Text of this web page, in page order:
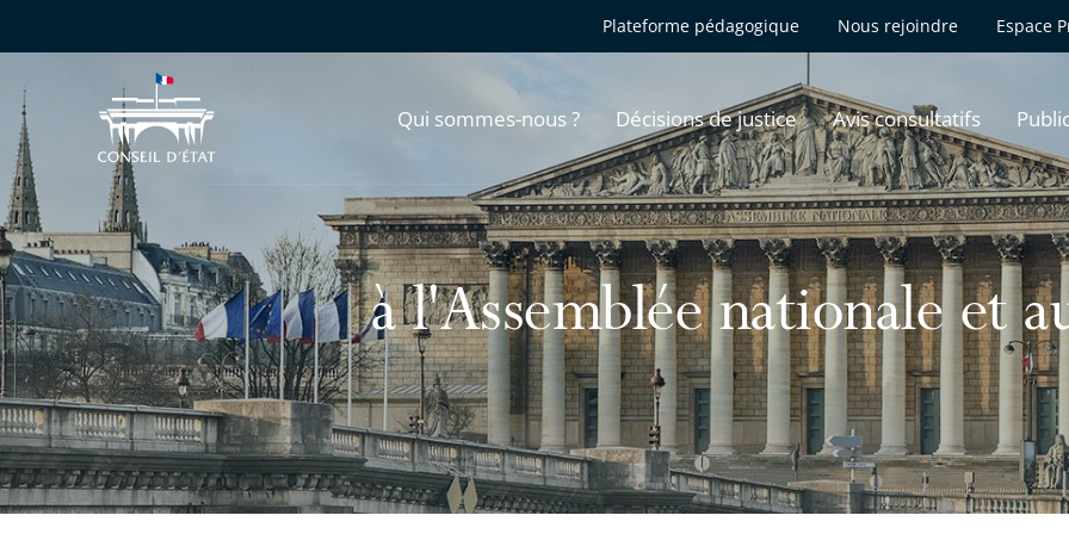
Plateforme pédagogique Nous rejoindre Espace
Qui sommes-nous ? Décisions de justice Avis consultatifs
à l'Assemblée nationale et